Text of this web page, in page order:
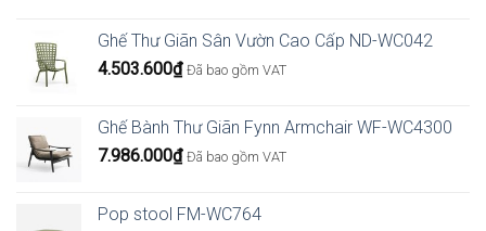
Ghế Thư Giãn Sân Vườn Cao Cấp ND-WC042
4.503.600₫ Đã bao gồm VAT
Ghế Bành Thư Giãn Fynn Armchair WF-WC4300
7.986.000₫ Đã bao gồm VAT
Pop stool FM-WC764